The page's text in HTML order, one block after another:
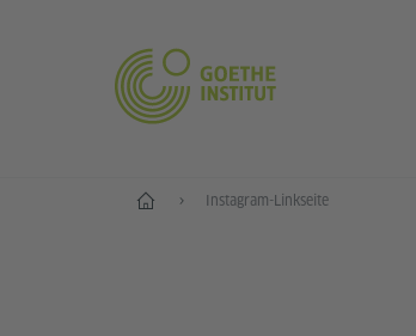
Start Instagram-Linkseite